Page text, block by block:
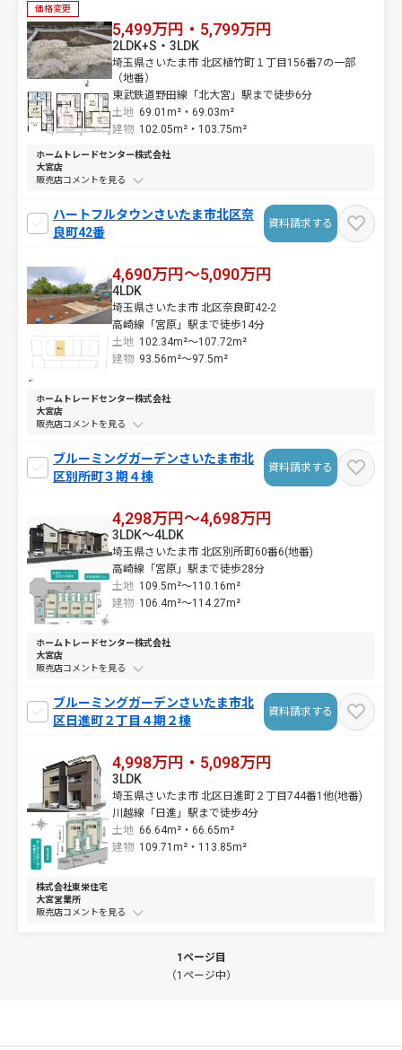
価格変更
5,499万円・5,799万円
埼玉県さいたま市 北区植竹町１丁目156番7の一部
（地番）
東武鉄道野田線「北大宮」駅まで徒歩6分
土地 69.01m²・ 69.03m²
2LDK+S・3LDK
建物 102.05m²・ 103.75m²
ホームトレードセンター株式会社
大宮店
販売店コメントを
ハートフルタウンさいたま市北区奈
良町42番
資料請求する
4,690万円～5,090万円
埼玉県さいたま市 北区奈良町42-2
高崎線「宮原」駅まで徒歩14分
土地 102.34m²～107.72m²
4LDK
建物 93.56m²～97.5m²
ホームトレードセンター株式会社
大宮店
販売店コメントを
ブルーミングガーデンさいたま市北
区別所町３期４棟
資料請求する
4,298万円～4,698万円
埼玉県さいたま市 北区別所町60番6(地番)
高崎線「宮原」駅まで徒歩28分
土地 109.5m²～110.16m²
3LDK～4LDK
建物 106.4m²～114.27m²
ホームトレードセンター株式会社
大宮店
販売店コメントを
ブルーミングガーデンさいたま市北
区日進町２丁目４期２棟
資料請求する
4,998万円・5,098万円
埼玉県さいたま市 北区日進町２丁目744番1他(地番)
川越線「日進」駅まで徒歩4分
土地 66.64m²・ 66.65m²
3LDK
建物 109.71m²・ 113.85m²
株式会社東栄住宅
大宮営業所
販売店コメントを
1ページ目
（1ページ中）